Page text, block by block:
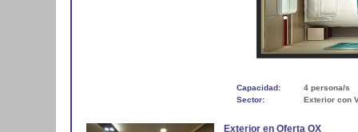
Capacidad:
4 persona/s
Sector:
Exterior con
Exterior en Oferta OX